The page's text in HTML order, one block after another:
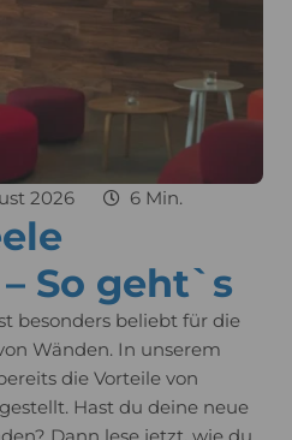
So geht`s
2026 6 Min.
besonders beliebt für die
Wänden. In unserem
die Vorteile von
Hast du deine neue